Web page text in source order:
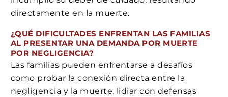
directamente en la muerte.
¿QUÉ DIFICULTADES ENFRENTAN LAS FAMILIAS
AL PRESENTAR UNA DEMANDA POR MUERTE
POR NEGLIGENCIA?
Las familias pueden enfrentarse a desafíos
como probar la conexión directa entre la
negligencia y la muerte, lidiar con defensas